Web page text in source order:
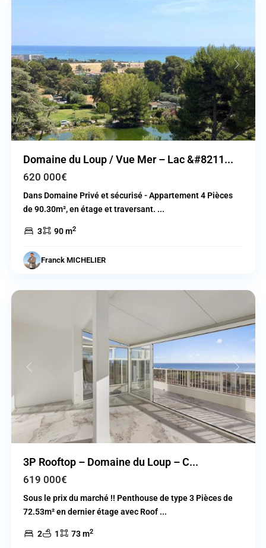
Previous Next
Domaine du Loup / Vue Mer – Lac &#8211...
620 000€
Dans Domaine Privé et sécurisé - Appartement 4 Pièces
de 90.30m², en étage et traversant. ...
3 90 m2
Franck MICHELIER
Cagnes
sur
Previous Next
3P Rooftop – Domaine du Loup – C...
619 000€
Sous le prix du marché !! Penthouse de type 3 Pièces de
72.53m² en dernier étage avec Roof ...
2 1 73 m2